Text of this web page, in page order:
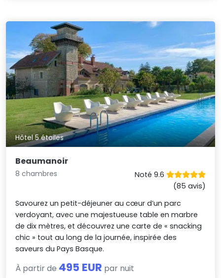
Hôtel 5 étoiles
Beaumanoir
8 chambres
Noté 9.6
(85 avis)
Savourez un petit-déjeuner au cœur d’un parc
verdoyant, avec une majestueuse table en marbre
de dix mètres, et découvrez une carte de « snacking
chic » tout au long de la journée, inspirée des
saveurs du Pays Basque.
À partir de 495 EUR par nuit